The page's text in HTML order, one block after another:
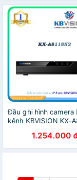
Đầu ghi hình camera
kênh KBVISION KX-
1.254.000